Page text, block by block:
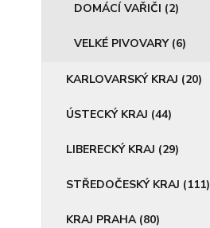
DOMÁCÍ VAŘIČI (2)
VELKÉ PIVOVARY (6)
KARLOVARSKÝ KRAJ (20)
ÚSTECKÝ KRAJ (44)
LIBERECKÝ KRAJ (29)
STŘEDOČESKÝ KRAJ (111)
KRAJ PRAHA (80)